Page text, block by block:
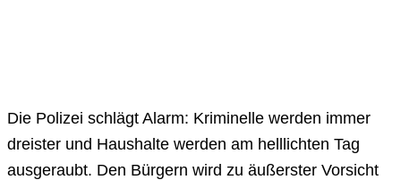
Die Polizei schlägt Alarm: Kriminelle werden immer
dreister und Haushalte werden am helllichten Tag
ausgeraubt. Den Bürgern wird zu äußerster Vorsicht